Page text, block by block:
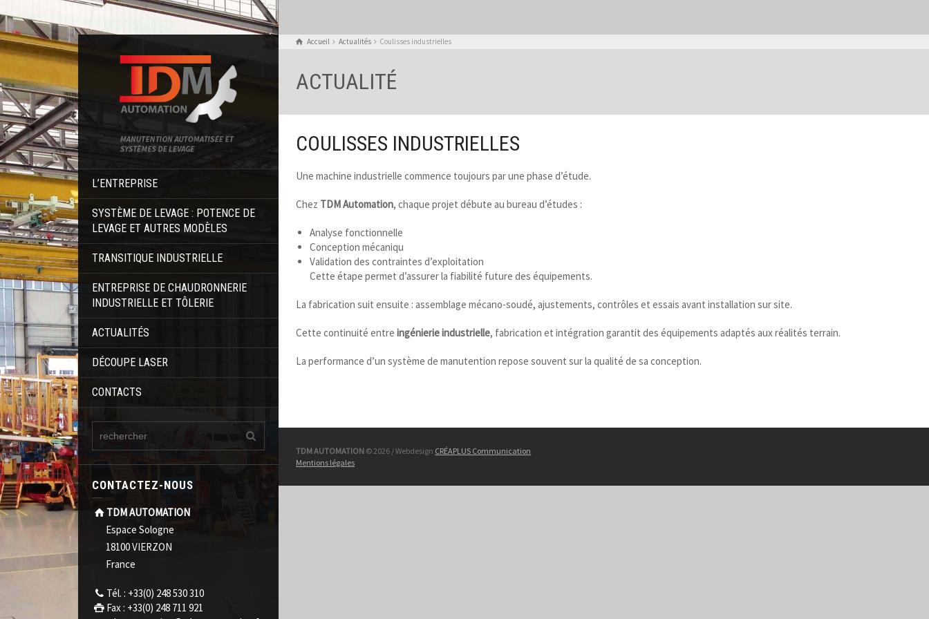
L’ENTREPRISE
SYSTÈME DE LEVAGE : POTENCE DE
LEVAGE ET AUTRES MODÈLES
TRANSITIQUE INDUSTRIELLE
ENTREPRISE DE CHAUDRONNERIE
INDUSTRIELLE ET TÔLERIE
ACTUALITÉS
DÉCOUPE LASER
CONTACTS
CONTACTEZ-NOUS
TDM AUTOMATION
Espace Sologne
18100 VIERZON
France
Tél. : +33(0) 248 530 310
Fax : +33(0) 248 711 921
Accueil Actualités Coulisses industrielles
ACTUALITÉ
COULISSES INDUSTRIELLES
Une machine industrielle commence toujours par une phase d’étude.
Chez TDM Automation, chaque projet débute au bureau d’études :
Analyse fonctionnelle
Conception mécaniqu
Validation des contraintes d’exploitation
Cette étape permet d’assurer la fiabilité future des équipements.
La fabrication suit ensuite : assemblage mécano-soudé, ajustements, contrôles et essais avant installation sur site.
Cette continuité entreingénierie industrielle, fabrication et intégration garantit des équipements adaptés aux réalités terrain.
La performance d’un système de manutention repose souvent sur la qualité de sa conception.
TDM AUTOMATION © 2026 / Webdesign CRÉAPLUS Communication
Mentions légales